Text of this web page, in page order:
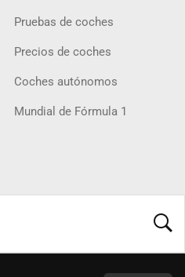
Pruebas de coches
Precios de coches
Coches autónomos
Mundial de Fórmula 1